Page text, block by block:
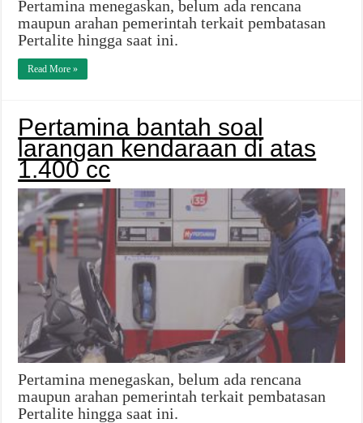
Pertamina menegaskan, belum ada rencana
maupun arahan pemerintah terkait pembatasan
Pertalite hingga saat ini.
Read More »
Pertamina bantah soal
larangan kendaraan di atas
1.400 cc
Pertamina menegaskan, belum ada rencana
maupun arahan pemerintah terkait pembatasan
Pertalite hingga saat ini.